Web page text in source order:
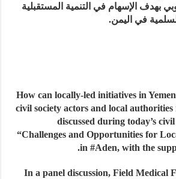
بهدف الإسهام في التنمية المستقبلية
في اليمن.
How can locally-led initiatives in
civil society actors and local authorities
discussed during today’s
“Challenges and Opportunities for
in #Aden, with the
In a panel discussion, Field Medical